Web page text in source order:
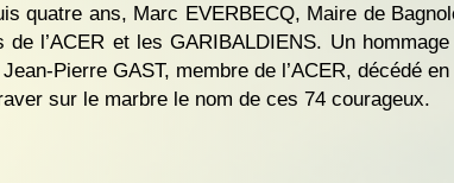
quatre ans, Marc EVERBECQ, Maire de
l’ACER et les GARIBALDIENS. Un
Pierre GAST, membre de l’ACER, décédé
sur le marbre le nom de ces 74 courageux.